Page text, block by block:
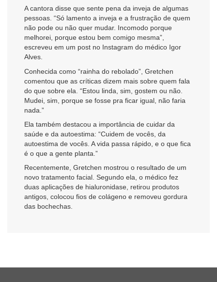
A cantora disse que sente pena da inveja de algumas
pessoas. “Só lamento a inveja e a frustração de quem
não pode ou não quer mudar. Incomodo porque
melhorei, porque estou bem comigo mesma”,
escreveu em um post no Instagram do médico Igor
Alves.
Conhecida como “rainha do rebolado”, Gretchen
comentou que as críticas dizem mais sobre quem fala
do que sobre ela. “Estou linda, sim, gostem ou não.
Mudei, sim, porque se fosse pra ficar igual, não faria
nada.”
Ela também destacou a importância de cuidar da
saúde e da autoestima: “Cuidem de vocês, da
autoestima de vocês. A vida passa rápido, e o que fica
é o que a gente planta.”
Recentemente, Gretchen mostrou o resultado de um
novo tratamento facial. Segundo ela, o médico fez
duas aplicações de hialuronidase, retirou produtos
antigos, colocou fios de colágeno e removeu gordura
das bochechas.